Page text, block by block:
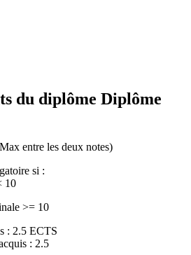
du diplôme Diplôme
entre les deux notes)
si :
10
>= 10
: 2.5 ECTS
: 2.5